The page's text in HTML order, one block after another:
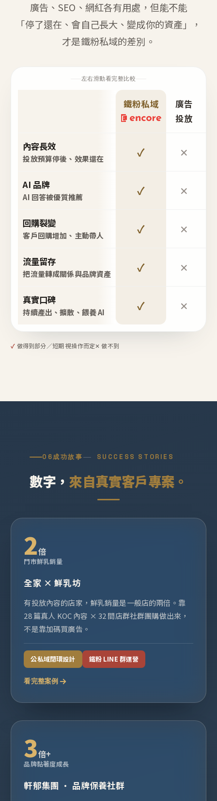
廣告、SEO、網紅各有用處，但能不能
「停了還在、會自己長大、變成你的資產」，
才是鐵粉私域的差別。
左右滑動看完整比較
鐵粉私域
廣告
投放
內容長效
投放預算停後、效果還在 ✓ ✕
AI 品牌
AI 回答被優質推薦 ✓ ✕
回購裂變
客戶回購增加、主動帶人 ✓ ✕
流量留存
把流量轉成關係與品牌資產 ✓ ✕
真實口碑
持續產出、擴散、餵養 AI ✓ ✕
✓ 做得到部分／短期 視操作而定✕ 做不到
06成功故事 SUCCESS STORIES
數字， 來自真實客戶專案。
2倍
門市鮮乳銷量
全家 × 鮮乳坊
有投放內容的店家，鮮乳銷量是一般店的兩倍。靠
28 篇真人 KOC 內容 × 32 間店群社群團購做出來，
不是靠加碼買廣告。
公私域閉環設計 鐵粉 LINE 群運營
看完整案例
3倍+
品牌黏著度成長
軒郁集團 · 品牌保養社群